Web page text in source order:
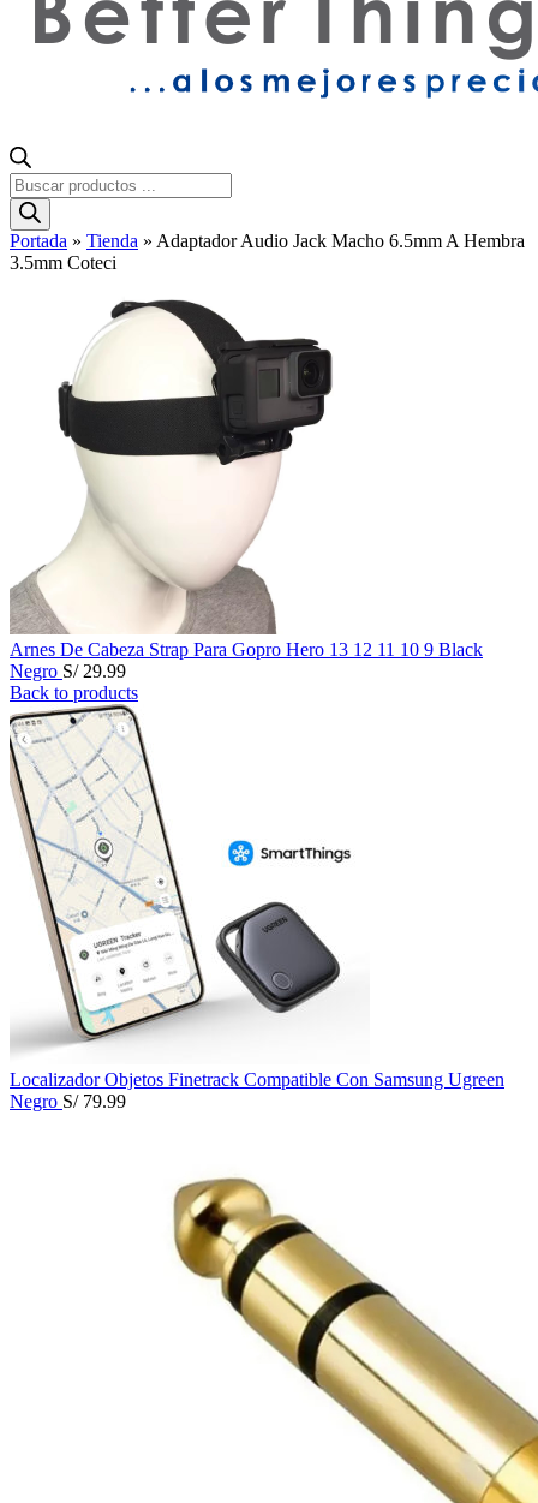
Búsqueda
de
productos
Portada » Tienda » Adaptador Audio Jack Macho 6.5mm A Hembra
3.5mm Coteci
Arnes De Cabeza Strap Para Gopro Hero 13 12 11 10 9 Black
Negro S/29.99
Back to products
Localizador Objetos Finetrack Compatible Con Samsung Ugreen
Negro S/79.99